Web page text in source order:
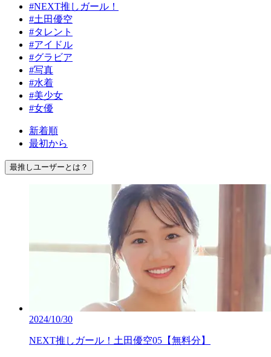
#NEXT推しガール！
#土田優空
#タレント
#アイドル
#グラビア
#写真
#水着
#美少女
#女優
新着順
最初から
最推しユーザーとは？
2024/10/30
NEXT推しガール！土田優空05【無料分】